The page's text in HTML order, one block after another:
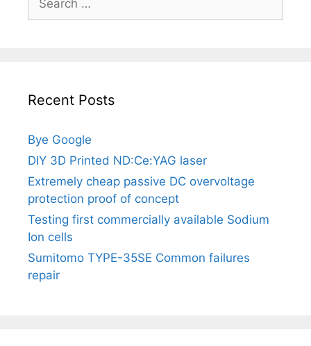
for:
Recent Posts
Bye Google
DIY 3D Printed ND:Ce:YAG laser
Extremely cheap passive DC overvoltage
protection proof of concept
Testing first commercially available Sodium
Ion cells
Sumitomo TYPE-35SE Common failures
repair